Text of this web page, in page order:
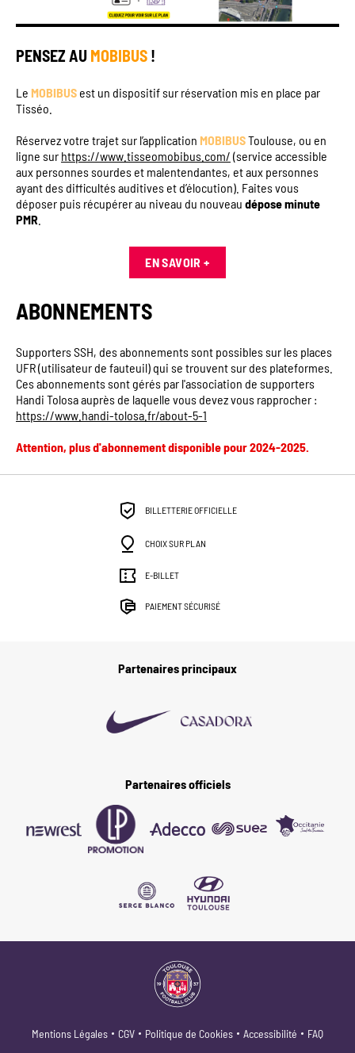
PENSEZ AU MOBIBUS !
Le MOBIBUS est un dispositif sur réservation mis en place par
Tisséo.
Réservez votre trajet sur l’application MOBIBUSToulouse, ou en
ligne sur https://www.tisseomobibus.com/ (service accessible
aux personnes sourdes et malentendantes, et aux personnes
ayant des difficultés auditives et d’élocution). Faites vous
déposer puis récupérer au niveau du nouveau dépose minute
PMR
EN SAVOIR +
ABONNEMENTS
Supporters SSH, des abonnements sont possibles sur les places
UFR (utilisateur de fauteuil) qui se trouvent sur des plateformes.
Ces abonnements sont gérés par l'association de supporters
Handi Tolosa auprès de laquelle vous devez vous rapprocher :
https://www.handi-tolosa.fr/about-5-1
Attention, plus d'abonnement disponible pour 2024-2025.
BILLETTERIE OFFICIELLE
CHOIX SUR PLAN
E-BILLET
PAIEMENT SÉCURISÉ
Partenaires principaux
Partenaires officiels
Mentions Légales CGV Politique de Cookies Accessibilité
FAQ